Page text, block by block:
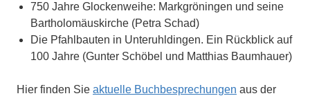
750 Jahre Glockenweihe: Markgröningen und seine
Bartholomäuskirche (Petra Schad)
Die Pfahlbauten in Unteruhldingen. Ein Rückblick auf
100 Jahre (Gunter Schöbel und Matthias Baumhauer)
Hier finden Sie aktuelle Buchbesprechungen aus der